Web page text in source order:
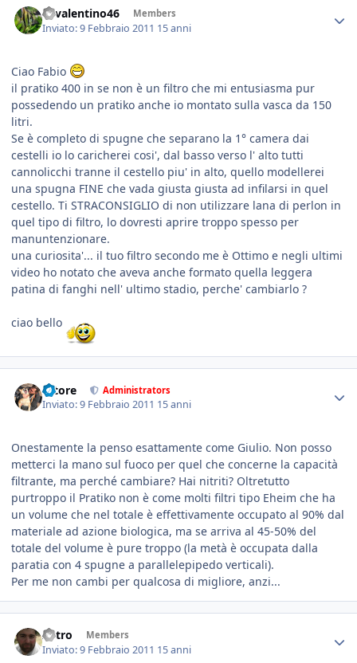
46valentino46 Members
Inviato:9 Febbraio 2011 15 anni
Ciao Fabio
il pratiko 400 in se non è un filtro che mi entusiasma pur
possedendo un pratiko anche io montato sulla vasca da 150
litri.
Se è completo di spugne che separano la 1° camera dai
cestelli io lo caricherei cosi', dal basso verso l' alto tutti
cannolicchi tranne il cestello piu' in alto, quello modellerei
una spugna FINE che vada giusta giusta ad infilarsi in quel
cestello. Ti STRACONSIGLIO di non utilizzare lana di perlon in
quel tipo di filtro, lo dovresti aprire troppo spesso per
manuntenzionare.
una curiosita'... il tuo filtro secondo me è Ottimo e negli ultimi
video ho notato che aveva anche formato quella leggera
patina di fanghi nell' ultimo stadio, perche' cambiarlo ?
ciao bello
tatore Administrators
Inviato:9 Febbraio 2011 15 anni
Onestamente la penso esattamente come Giulio. Non posso
metterci la mano sul fuoco per quel che concerne la capacità
filtrante, ma perché cambiare? Hai nitriti? Oltretutto
purtroppo il Pratiko non è come molti filtri tipo Eheim che ha
un volume che nel totale è effettivamente occupato al 90% dal
materiale ad azione biologica, ma se arriva al 45-50% del
totale del volume è pure troppo (la metà è occupata dalla
paratia con 4 spugne a parallelepipedo verticali).
Per me non cambi per qualcosa di migliore, anzi...
Astro Members
Inviato:9 Febbraio 2011 15 anni